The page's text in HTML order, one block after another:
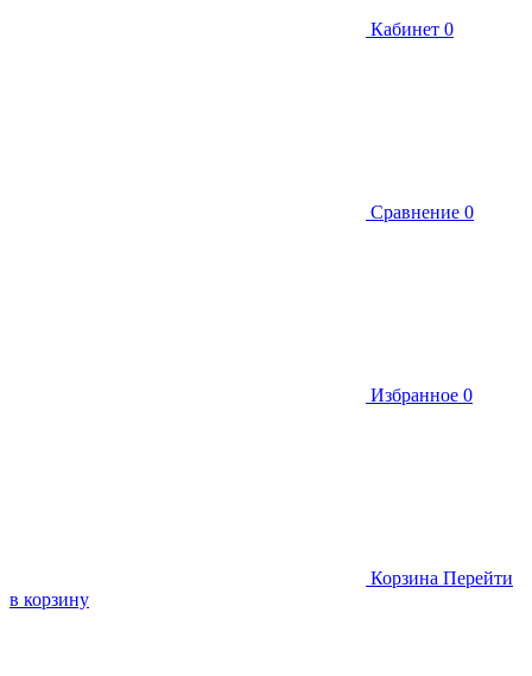
Кабинет 0
Сравнение 0
Избранное 0
Корзина Перейти
в корзину